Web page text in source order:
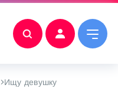
Ищу девушку